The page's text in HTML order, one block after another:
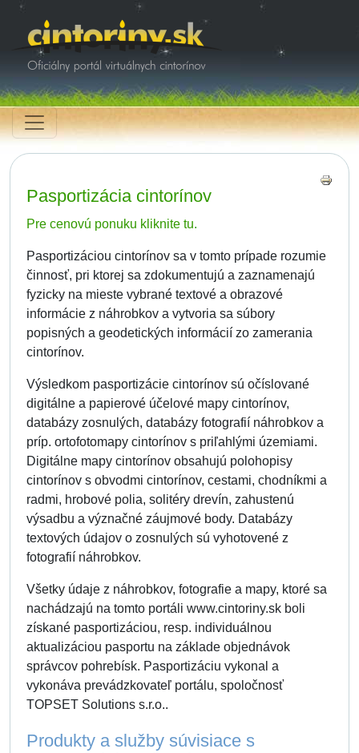
Pasportizácia cintorínov
Pre cenovú ponuku kliknite tu.
Pasportizáciou cintorínov sa v tomto prípade rozumie
činnosť, pri ktorej sa zdokumentujú a zaznamenajú
fyzicky na mieste vybrané textové a obrazové
informácie z náhrobkov a vytvoria sa súbory
popisných a geodetických informácií zo zamerania
cintorínov.
Výsledkom pasportizácie cintorínov sú očíslované
digitálne a papierové účelové mapy cintorínov,
databázy zosnulých, databázy fotografií náhrobkov a
príp. ortofotomapy cintorínov s priľahlými územiami.
Digitálne mapy cintorínov obsahujú polohopisy
cintorínov s obvodmi cintorínov, cestami, chodníkmi a
radmi, hrobové polia, solitéry drevín, zahustenú
výsadbu a význačné záujmové body. Databázy
textových údajov o zosnulých sú vyhotovené z
fotografií náhrobkov.
Všetky údaje z náhrobkov, fotografie a mapy, ktoré sa
nachádzajú na tomto portáli www.cintoriny.sk boli
získané pasportizáciou, resp. individuálnou
aktualizáciou pasportu na základe objednávok
správcov pohrebísk. Pasportizáciu vykonal a
vykonáva prevádzkovateľ portálu, spoločnosť
TOPSET Solutions s.r.o..
Produkty a služby súvisiace s